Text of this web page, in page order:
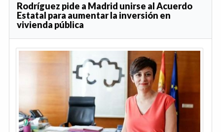
Rodríguez pide a Madrid unirse al Acuerdo
Estatal para aumentar la inversión en
vivienda pública